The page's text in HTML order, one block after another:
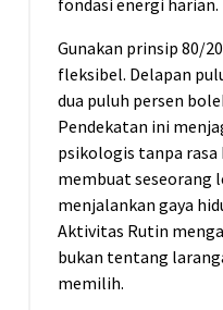
fondasi energi harian.
Gunakan prinsip 80/
fleksibel. Delapan
dua puluh persen
Pendekatan ini
psikologis tanpa
membuat seseorang
menjalankan gaya
Aktivitas Rutin
bukan tentang
memilih.